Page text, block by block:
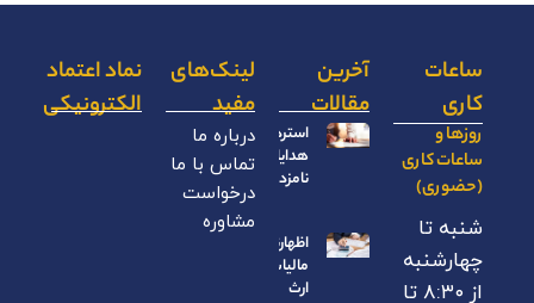
ساعات
کاری
روزها و
ساعات کاری
(حضوری)
شنبه تا
چهارشنبه
از ۸:۳۰ تا
آخرین
مقالات
استرداد
هدایای
نامزدی
اظهارنامه
مالیات بر
ارث
لینک‌های
مفید
درباره ما
تماس با ما
درخواست
مشاوره
نماد اعتماد
الکترونیکی